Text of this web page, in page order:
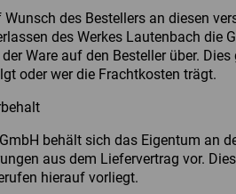
des Bestellers an diesen
des Werkes Lautenbach die
Ware auf den Besteller über.
oder wer die Frachtkosten trägt.
behält sich das Eigentum an
aus dem Liefervertrag vor.
hierauf vorliegt.